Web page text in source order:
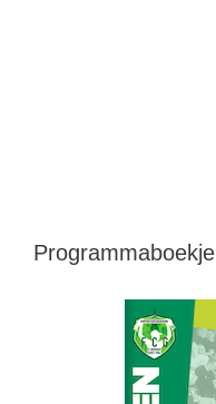
Programmaboekje